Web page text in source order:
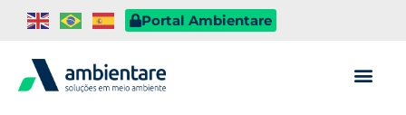
Portal Ambientare